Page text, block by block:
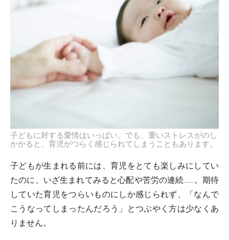
子どもに対する愛情はいっぱい。でも、重いストレスがのし
かかると、育児がつらく感じられてしまうこともあります。
子どもが生まれる前には、育児をとても楽しみにしてい
たのに、いざ生まれてみると心配や苦労の連続……。期待
していた育児をつらいものにしか感じられず、「なんで
こうなってしまったんだろう」とつぶやく方は少なくあ
りません。